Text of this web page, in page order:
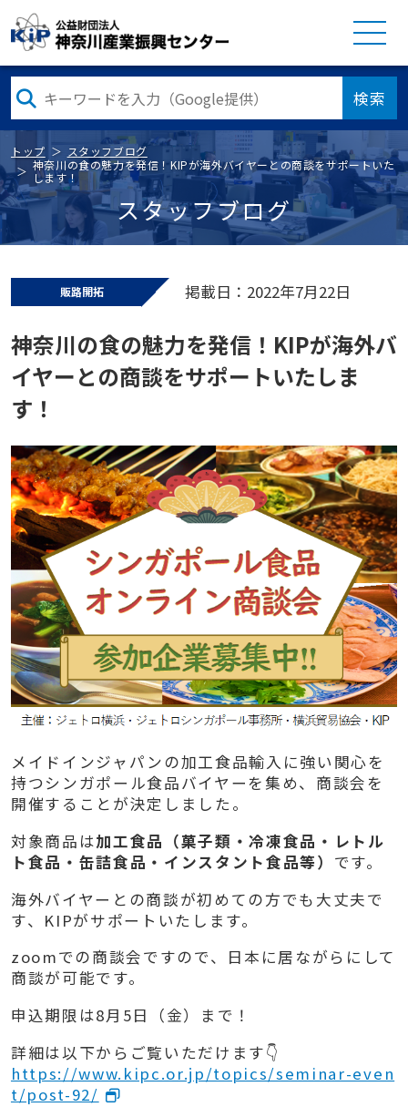
検索
トップ
スタッフブログ
神奈川の食の魅力を発信！KIPが海外バイヤーとの商談をサポートいた
します！
スタッフブログ
販路開拓 掲載日：2022年7月22日
神奈川の食の魅力を発信！KIPが海外バ
イヤーとの商談をサポートいたしま
す！
メイドインジャパンの加工食品輸入に強い関心を
持つシンガポール食品バイヤーを集め、商談会を
開催することが決定しました。
対象商品は加工食品（菓子類・冷凍食品・レトル
ト食品・缶詰食品・インスタント食品等） です。
海外バイヤーとの商談が初めての方でも大丈夫で
す、KIPがサポートいたします。
zoomでの商談会ですので、日本に居ながらにして
商談が可能です。
申込期限は8月5日（金）まで！
詳細は以下からご覧いただけます👇
https://www.kipc.or.jp/topics/seminar-even
t/post-92/